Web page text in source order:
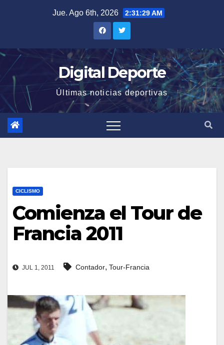
Jue. Ago 6th, 2026 2:31:30 AM
Digital Deporte
Últimas noticias deportivas
CICLISMO
Comienza el Tour de
Francia 2011
JUL 1, 2011 Contador, Tour-Francia